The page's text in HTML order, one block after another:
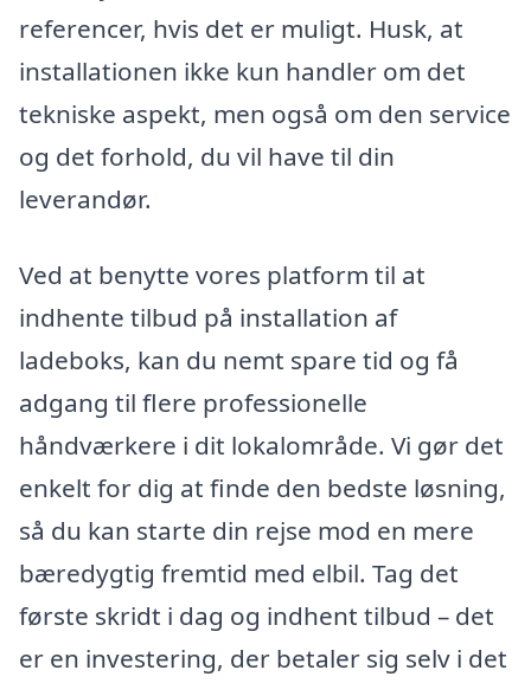
referencer, hvis det er muligt. Husk, at
installationen ikke kun handler om det
tekniske aspekt, men også om den service
og det forhold, du vil have til din
leverandør.
Ved at benytte vores platform til at
indhente tilbud på installation af
ladeboks, kan du nemt spare tid og få
adgang til flere professionelle
håndværkere i dit lokalområde. Vi gør det
enkelt for dig at finde den bedste løsning,
så du kan starte din rejse mod en mere
bæredygtig fremtid med elbil. Tag det
første skridt i dag og indhent tilbud – det
er en investering, der betaler sig selv i det